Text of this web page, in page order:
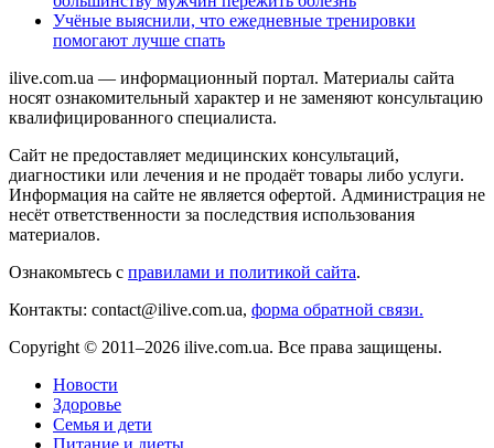
Учёные выяснили, что ежедневные тренировки
помогают лучше спать
ilive.com.ua — информационный портал. Материалы сайта
носят ознакомительный характер и не заменяют консультацию
квалифицированного специалиста.
Сайт не предоставляет медицинских консультаций,
диагностики или лечения и не продаёт товары либо услуги.
Информация на сайте не является офертой. Администрация не
несёт ответственности за последствия использования
материалов.
Ознакомьтесь с правилами и политикой сайта.
Контакты: contact@ilive.com.ua, форма обратной связи.
Copyright © 2011–2026 ilive.com.ua. Все права защищены.
Новости
Здоровье
Семья и дети
Питание и диеты